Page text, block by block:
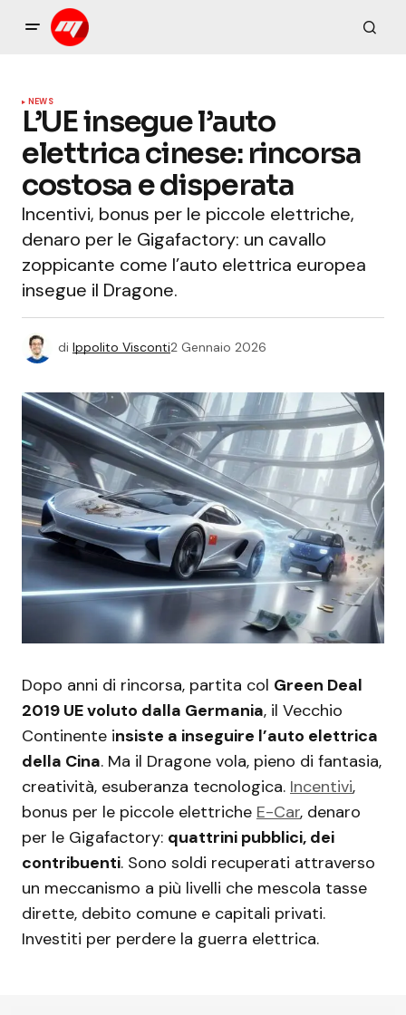
NEWS
L’UE insegue l’auto
elettrica cinese: rincorsa
costosa e disperata
Incentivi, bonus per le piccole elettriche,
denaro per le Gigafactory: un cavallo
zoppicante come l’auto elettrica europea
insegue il Dragone.
di Ippolito Visconti2 Gennaio 2026
Dopo anni di rincorsa, partita col Green Deal
2019 UE voluto dalla Germania, il Vecchio
Continente insiste a inseguire l’auto elettrica
della Cina. Ma il Dragone vola, pieno di fantasia,
creatività, esuberanza tecnologica. Incentivi,
bonus per le piccole elettriche E-Car, denaro
per le Gigafactory: quattrini pubblici, dei
contribuenti. Sono soldi recuperati attraverso
un meccanismo a più livelli che mescola tasse
dirette, debito comune e capitali privati.
Investiti per perdere la guerra elettrica.